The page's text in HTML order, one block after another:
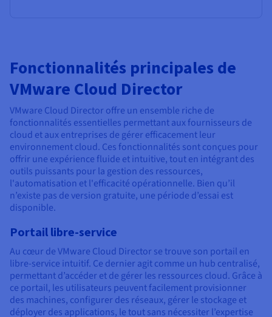
Fonctionnalités principales de
VMware Cloud Director
VMware Cloud Director offre un ensemble riche de
fonctionnalités essentielles permettant aux fournisseurs de
cloud et aux entreprises de gérer efficacement leur
environnement cloud. Ces fonctionnalités sont conçues pour
offrir une expérience fluide et intuitive, tout en intégrant des
outils puissants pour la gestion des ressources,
l'automatisation et l'efficacité opérationnelle. Bien qu’il
n’existe pas de version gratuite, une période d’essai est
disponible.
Portail libre-service
Au cœur de VMware Cloud Director se trouve son portail en
libre-service intuitif. Ce dernier agit comme un hub centralisé,
permettant d’accéder et de gérer les ressources cloud. Grâce à
ce portail, les utilisateurs peuvent facilement provisionner
des machines, configurer des réseaux, gérer le stockage et
déployer des applications, le tout sans nécessiter l’expertise